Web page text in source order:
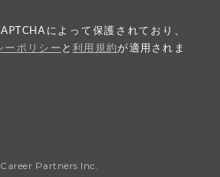
によって保護されており、
ーポリシー と利用規約 が適用されま
Partners Inc.